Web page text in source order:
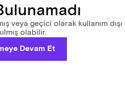
veya geçici olarak kullanım dışı
olabilir.
Devam Et